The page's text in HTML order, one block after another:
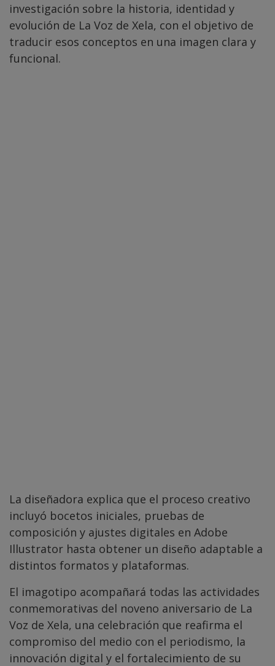
investigación sobre la historia, identidad y
evolución de La Voz de Xela, con el objetivo de
traducir esos conceptos en una imagen clara y
funcional.
La diseñadora explica que el proceso creativo
incluyó bocetos iniciales, pruebas de
composición y ajustes digitales en Adobe
Illustrator hasta obtener un diseño adaptable a
distintos formatos y plataformas.
El imagotipo acompañará todas las actividades
conmemorativas del noveno aniversario de La
Voz de Xela, una celebración que reafirma el
compromiso del medio con el periodismo, la
innovación digital y el fortalecimiento de su